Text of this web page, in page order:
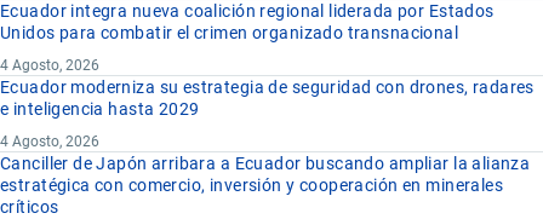
Ecuador integra nueva coalición regional liderada por Estados
Unidos para combatir el crimen organizado transnacional
4 Agosto, 2026
Ecuador moderniza su estrategia de seguridad con drones, radares
e inteligencia hasta 2029
4 Agosto, 2026
Canciller de Japón arribara a Ecuador buscando ampliar la alianza
estratégica con comercio, inversión y cooperación en minerales
críticos